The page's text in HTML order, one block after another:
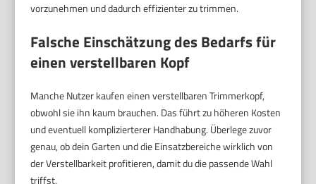
vorzunehmen und dadurch effizienter zu trimmen.
Falsche Einschätzung des Bedarfs für
einen verstellbaren Kopf
Manche Nutzer kaufen einen verstellbaren Trimmerkopf,
obwohl sie ihn kaum brauchen. Das führt zu höheren Kosten
und eventuell komplizierterer Handhabung. Überlege zuvor
genau, ob dein Garten und die Einsatzbereiche wirklich von
der Verstellbarkeit profitieren, damit du die passende Wahl
triffst.